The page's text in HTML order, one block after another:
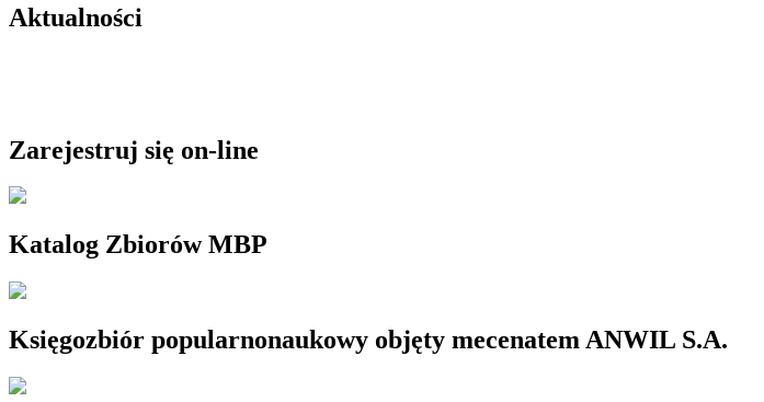
Aktualności
Zarejestruj się on-line
Katalog Zbiorów MBP
Księgozbiór popularnonaukowy objęty mecenatem ANWIL S.A.